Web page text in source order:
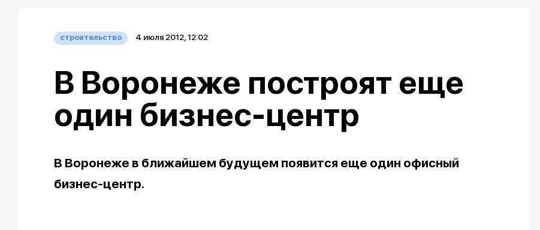
строительство 4 июля 2012, 12:02
В Воронеже построят еще
один бизнес-центр
В Воронеже в ближайшем будущем появится еще один офисный
бизнес-центр.